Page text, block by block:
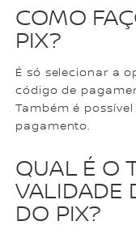
COMO
PIX?
É só selecionar a
código de
Também é
pagamento.
QUAL É O
VALIDADE
DO PIX?